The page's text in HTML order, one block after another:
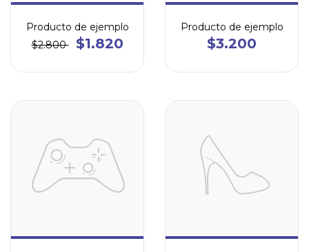
Producto de ejemplo
$2.800
$1.820
Producto de ejemplo
$3.200